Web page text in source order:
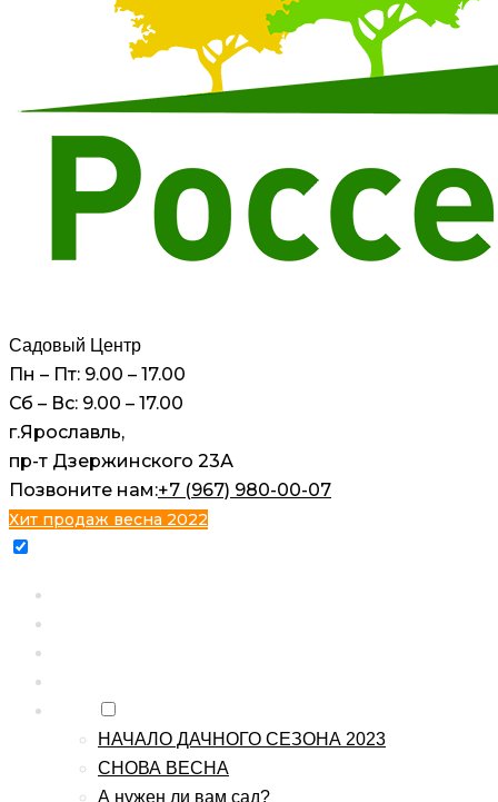
Садовый Центр
Пн – Пт: 9.00 – 17.00
Сб – Вс: 9.00 – 17.00
г.Ярославль,
пр-т Дзержинского 23А
Позвоните нам:+7 (967) 980-00-07
Хит продаж весна 2022
НАЧАЛО ДАЧНОГО СЕЗОНА 2023
СНОВА ВЕСНА
А нужен ли вам сад?